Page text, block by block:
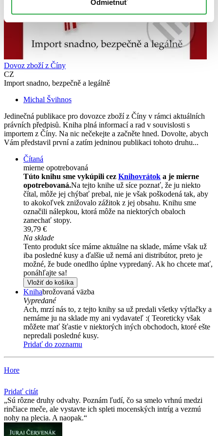
Odmietnuť
Dovoz zboží z Číny
CZ
Import snadno, bezpečně a legálně
Michal Švihnos
Jedinečná publikace pro dovozce zboží z Číny v rámci aktuálních
právních předpisů. Kniha plná informací a rad v souvislosti s
importem z Číny. Na nic nečekejte a začněte hned. Dovolte, abych
Vám představil první a zatím jedninou publikaci tohoto druhu...
Čítaná
mierne opotrebovaná
Túto knihu sme vykúpili cez Knihovrátok a je mierne
opotrebovaná.Na tejto knihe už síce poznať, že ju niekto
čítal, môže jej chýbať prebal, nie je však poškodená tak, aby
to akokoľvek znižovalo zážitok z jej obsahu. Knihu sme
označili nálepkou, ktorá môže na niektorých obaloch
zanechať stopy.
39,79 €
Na sklade
Tento produkt síce máme aktuálne na sklade, máme však už
iba posledné kusy a ďalšie už nemá ani distribútor, preto je
možné, že bude onedlho úplne vypredaný. Ak ho chcete mať,
ponáhľajte sa!
Vložiť do košíka
Knihabrožovaná väzba
Vypredané
Ach, mrzí nás to, z tejto knihy sa už predali všetky výtlačky a
nemáme ju na sklade my ani vydavateľ :( Teoreticky však
môžete mať šťastie v niektorých iných obchodoch, ktoré ešte
nepredali posledné kusy.
Pridať do zoznamu
Hore
Pridať citát
Sú rôzne druhy odvahy. Poznám ľudí, čo sa smelo vrhnú medzi
rinčiace meče, ale vystavte ich spleti mocenských intríg a vezmú
nohy na plecia. A naopak.